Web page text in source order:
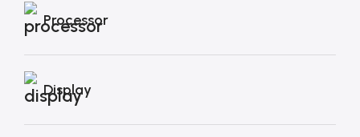
Processor
Display